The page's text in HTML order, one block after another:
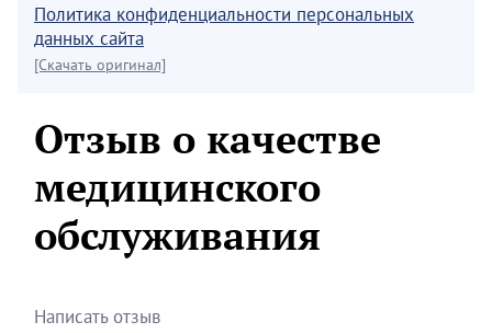
Политика конфиденциальности персональных
данных сайта
[Скачать оригинал]
Отзыв о качестве
медицинского
обслуживания
Написать отзыв